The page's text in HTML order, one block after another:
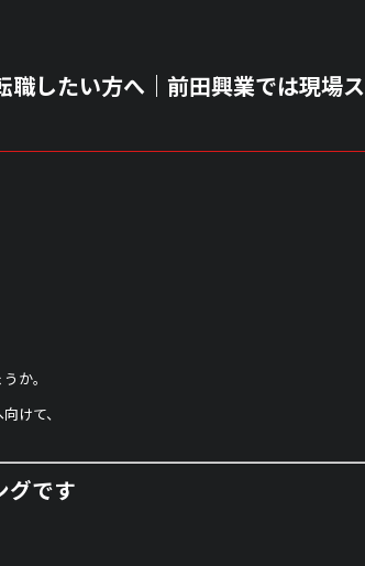
職したい方へ｜前田興業では現場ス
か。
けて、
グです